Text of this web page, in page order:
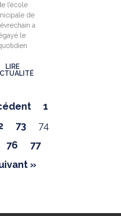
l’école
de
a
le
LIRE
1
73
74
76
77
»